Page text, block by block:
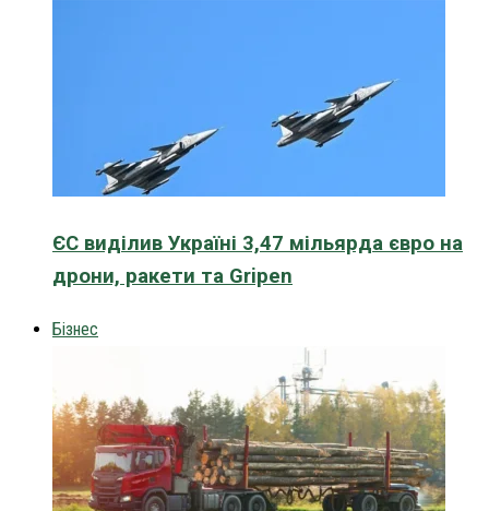
ЄС виділив Україні 3,47 мільярда євро на
дрони, ракети та Gripen
Бізнес